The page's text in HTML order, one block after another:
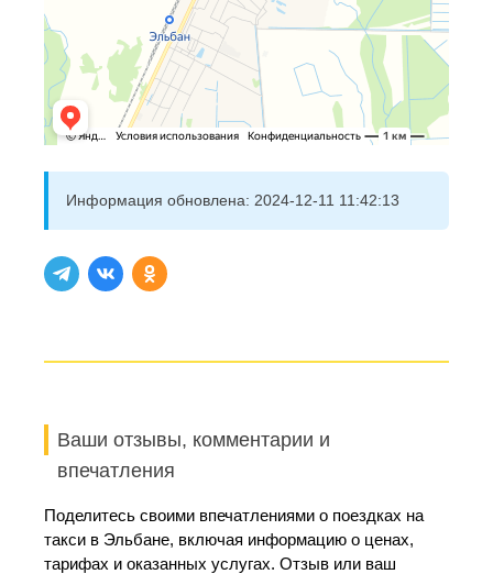
Информация обновлена: 2024-12-11 11:42:13
Ваши отзывы, комментарии и
впечатления
Поделитесь своими впечатлениями о поездках на
такси в Эльбане, включая информацию о ценах,
тарифах и оказанных услугах. Отзыв или ваш